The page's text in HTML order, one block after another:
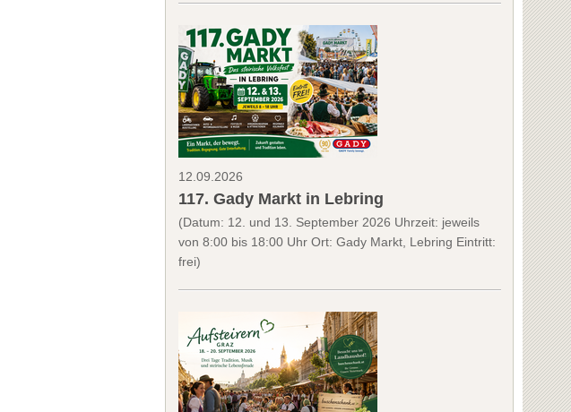
12.09.2026
117. Gady Markt in Lebring
(Datum: 12. und 13. September 2026 Uhrzeit: jeweils
von 8:00 bis 18:00 Uhr Ort: Gady Markt, Lebring Eintritt:
frei)